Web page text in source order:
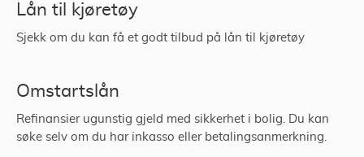
Lån til kjøretøy
Sjekk om du kan få et godt tilbud på lån til kjøretøy
Omstartslån
Refinansier ugunstig gjeld med sikkerhet i bolig. Du kan
søke selv om du har inkasso eller betalingsanmerkning.